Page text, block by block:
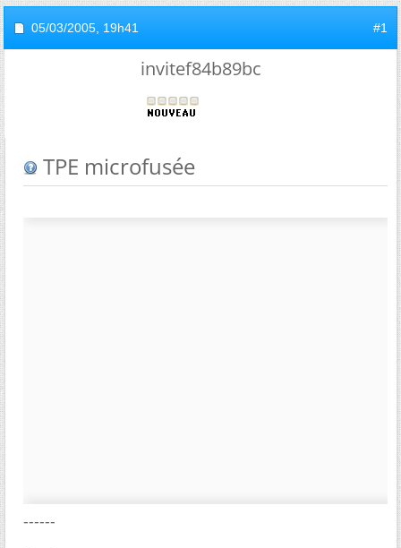
05/03/2005, 19h41 #1
invitef84b89bc
TPE microfusée
------